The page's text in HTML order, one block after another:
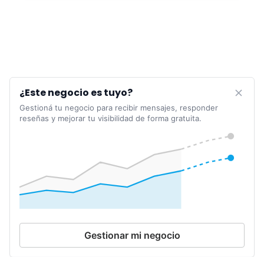
¿Este negocio es tuyo?
Gestioná tu negocio para recibir mensajes, responder
reseñas y mejorar tu visibilidad de forma gratuita.
Gestionar mi negocio